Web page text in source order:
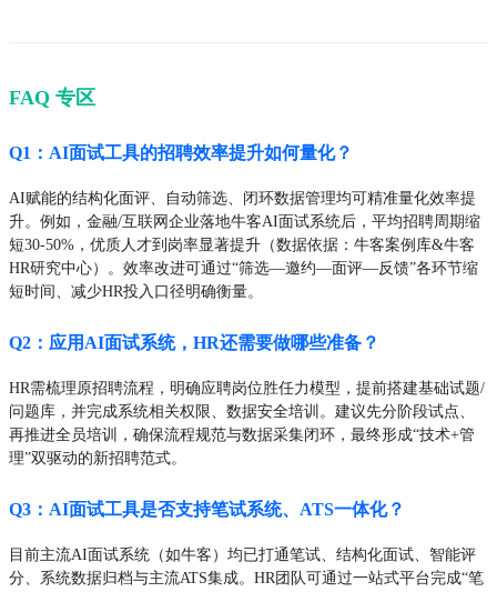
FAQ 专区
Q1：AI面试工具的招聘效率提升如何量化？
AI赋能的结构化面评、自动筛选、闭环数据管理均可精准量化效率提
升。例如，金融/互联网企业落地牛客AI面试系统后，平均招聘周期缩
短30-50%，优质人才到岗率显著提升（数据依据：牛客案例库&牛客
HR研究中心）。效率改进可通过“筛选—邀约—面评—反馈”各环节缩
短时间、减少HR投入口径明确衡量。
Q2：应用AI面试系统，HR还需要做哪些准备？
HR需梳理原招聘流程，明确应聘岗位胜任力模型，提前搭建基础试题/
问题库，并完成系统相关权限、数据安全培训。建议先分阶段试点、
再推进全员培训，确保流程规范与数据采集闭环，最终形成“技术+管
理”双驱动的新招聘范式。
Q3：AI面试工具是否支持笔试系统、ATS一体化？
目前主流AI面试系统（如牛客）均已打通笔试、结构化面试、智能评
分、系统数据归档与主流ATS集成。HR团队可通过一站式平台完成“笔